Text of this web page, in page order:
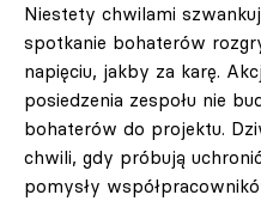
Niestety chwilami
spotkanie bohaterów
napięciu, jakby za karę.
posiedzenia zespołu nie
bohaterów do projektu.
chwili, gdy próbują
pomysły